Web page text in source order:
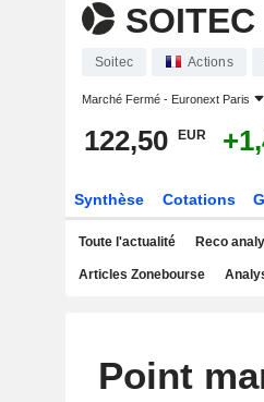
SOITEC
Soitec Actions
Marché Fermé - Euronext Paris
122,50 EUR
Synthèse Cotations
Toute l'actualité Reco
Articles Zonebourse
Point